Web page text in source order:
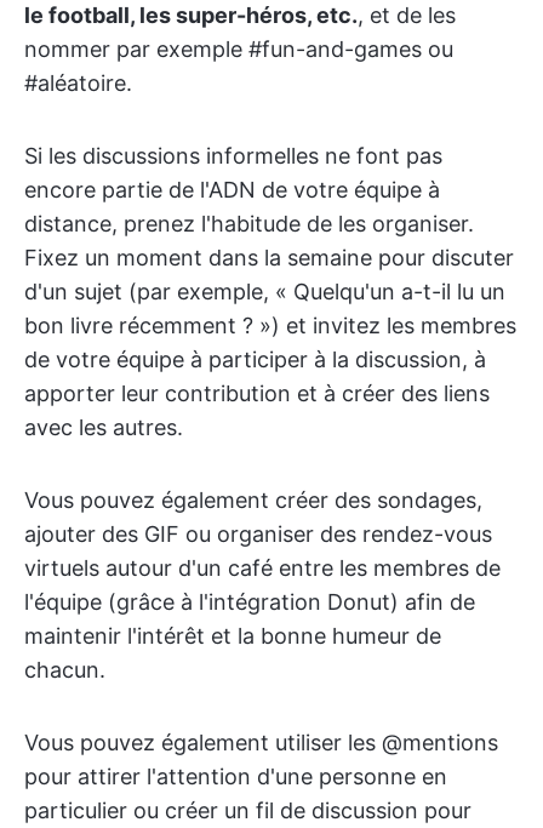
le football, les super-héros, etc., et de les
nommer par exemple #fun-and-games ou
#aléatoire.
Si les discussions informelles ne font pas
encore partie de l'ADN de votre équipe à
distance, prenez l'habitude de les organiser.
Fixez un moment dans la semaine pour discuter
d'un sujet (par exemple, « Quelqu'un a-t-il lu un
bon livre récemment ? ») et invitez les membres
de votre équipe à participer à la discussion, à
apporter leur contribution et à créer des liens
avec les autres.
Vous pouvez également créer des sondages,
ajouter des GIF ou organiser des rendez-vous
virtuels autour d'un café entre les membres de
l'équipe (grâce à l'intégration Donut) afin de
maintenir l'intérêt et la bonne humeur de
chacun.
Vous pouvez également utiliser les @mentions
pour attirer l'attention d'une personne en
particulier ou créer un fil de discussion pour